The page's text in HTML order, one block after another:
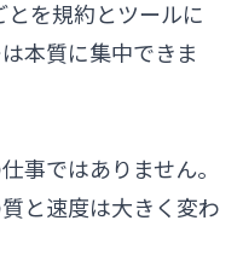
を規約とツールに
本質に集中できま
事ではありません。
と速度は大きく変わ